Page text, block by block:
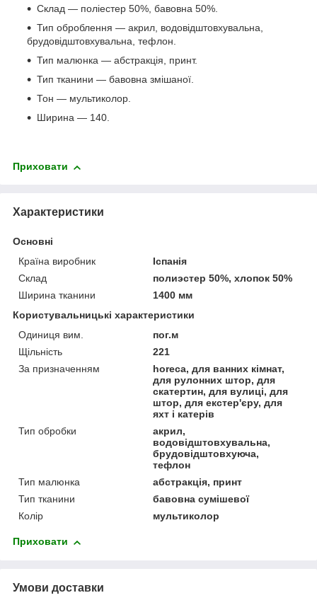
Склад — поліестер 50%, бавовна 50%.
Тип оброблення — акрил, водовідштовхувальна,
брудовідштовхувальна, тефлон.
Тип малюнка — абстракція, принт.
Тип тканини — бавовна змішаної.
Тон — мультиколор.
Ширина — 140.
Приховати
Характеристики
Основні
Країна виробник
Іспанія
Склад
полиэстер 50%, хлопок 50%
Ширина тканини
1400 мм
Користувальницькі характеристики
Одиниця вим.
пог.м
Щільність
221
За призначенням
horeca, для ванних кімнат,
для рулонних штор, для
скатертин, для вулиці, для
штор, для екстер'єру, для
яхт і катерів
Тип обробки
акрил,
водовідштовхувальна,
брудовідштовхуюча,
тефлон
Тип малюнка
абстракція, принт
Тип тканини
бавовна сумішевої
Колір
мультиколор
Приховати
Умови доставки